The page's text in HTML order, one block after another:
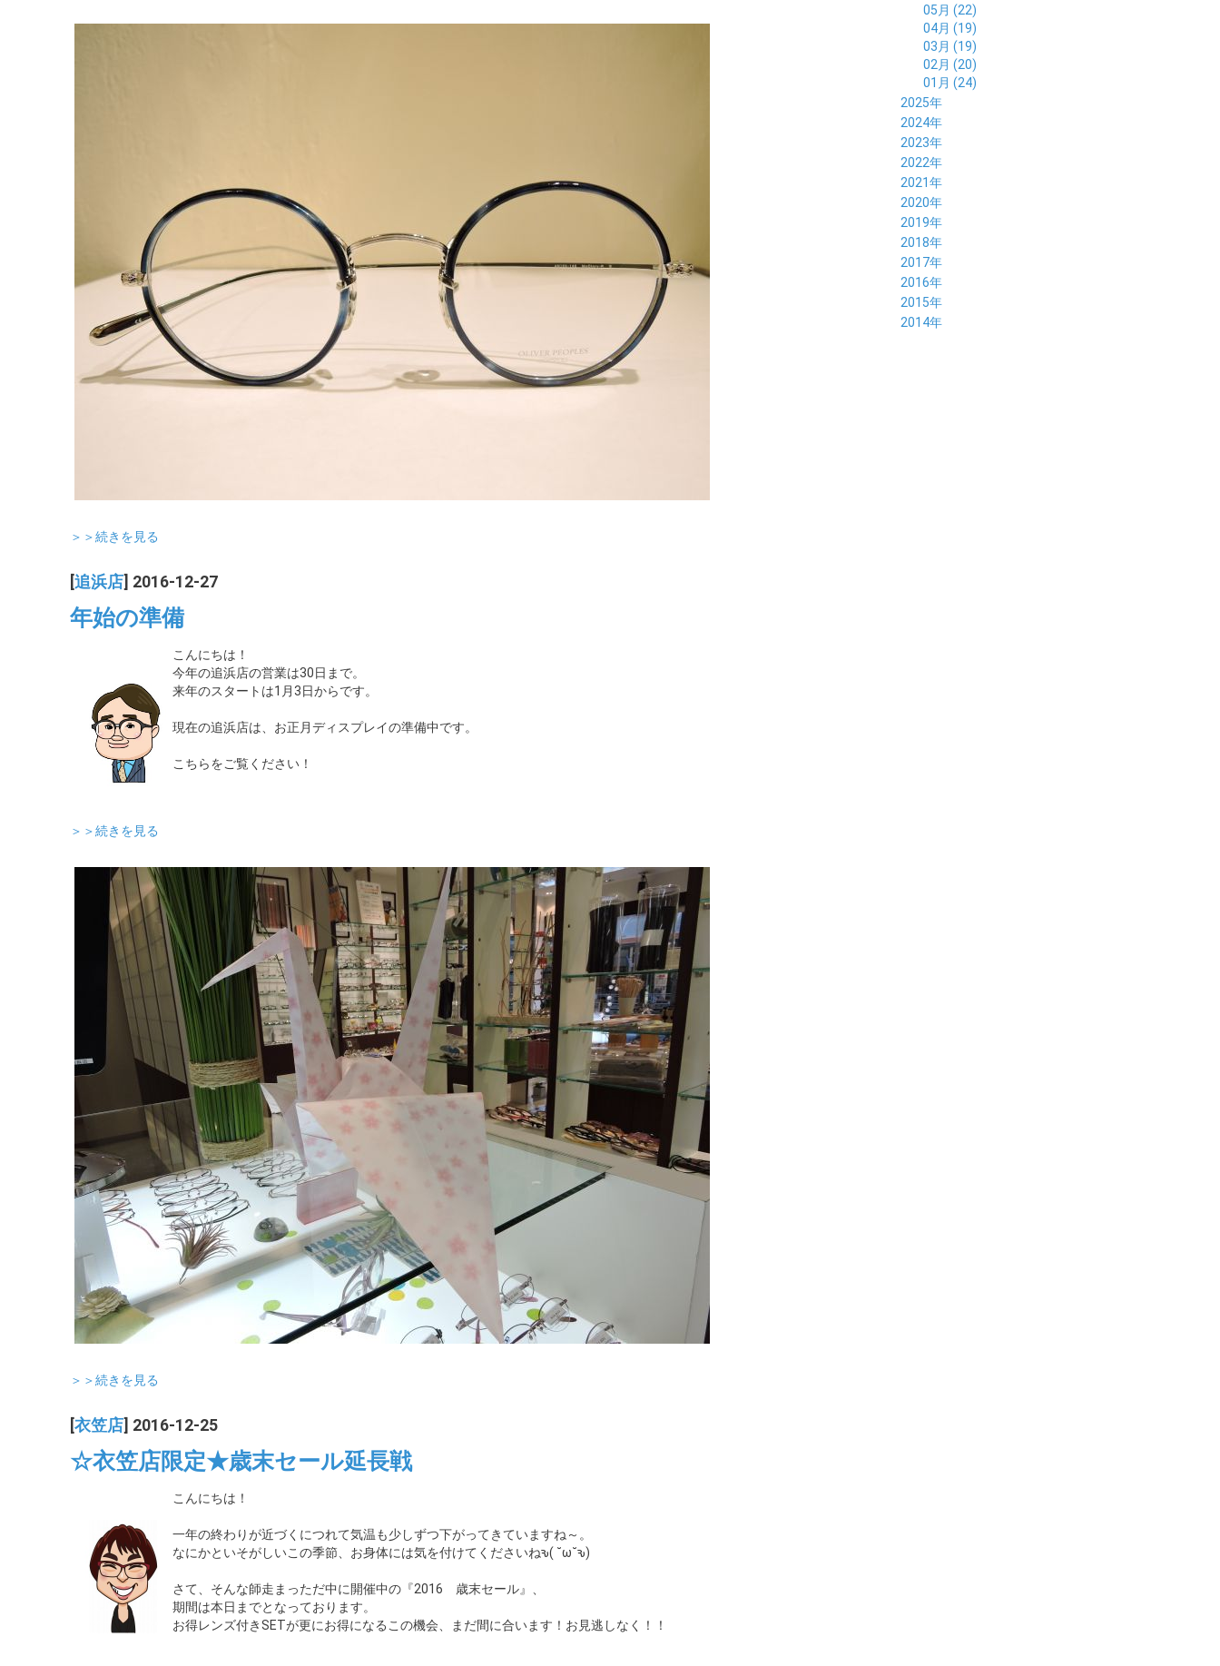
＞＞続きを見る
追浜店 ] 2016-12-27
年始の準備
こんにちは！
今年の追浜店の営業は30日まで。
来年のスタートは1月3日からです。
現在の追浜店は、お正月ディスプレイの準備中です。
こちらをご覧ください！
＞＞続きを見る
＞＞続きを見る
衣笠店 ] 2016-12-25
☆衣笠店限定★歳末セール延長戦
こんにちは！
一年の終わりが近づくにつれて気温も少しずつ下がってきていますね～。
なにかといそがしいこの季節、お身体には気を付けてくださいねԅ( ˘ω˘ԅ)
さて、そんな師走まっただ中に開催中の『2016 歳末セール』、
期間は本日までとなっております。
お得レンズ付きSETが更にお得になるこの機会、まだ間に合います！お見逃しなく！！
05月 (22)
04月 (19)
03月 (19)
02月 (20)
01月 (24)
2025年
12月 (14)
11月 (17)
10月 (21)
09月 (20)
08月 (20)
07月 (18)
06月 (22)
05月 (21)
04月 (19)
03月 (19)
02月 (19)
01月 (21)
2024年
12月 (19)
11月 (21)
10月 (23)
09月 (23)
08月 (20)
07月 (21)
06月 (22)
05月 (18)
04月 (26)
03月 (23)
02月 (29)
2023年
12月 (19)
11月 (19)
10月 (20)
09月 (22)
08月 (24)
07月 (26)
06月 (25)
05月 (28)
04月 (26)
03月 (30)
2022年
12月 (36)
11月 (16)
10月 (22)
09月 (20)
08月 (18)
07月 (21)
06月 (23)
05月 (25)
04月 (20)
2021年
12月 (18)
11月 (19)
10月 (20)
09月 (24)
08月 (35)
07月 (17)
06月 (25)
05月 (31)
2020年
12月 (19)
11月 (23)
10月 (24)
09月 (29)
08月 (26)
07月 (25)
06月 (21)
2019年
12月 (26)
11月 (21)
10月 (26)
09月 (26)
08月 (31)
07月 (22)
2018年
12月 (22)
11月 (28)
10月 (23)
09月 (27)
08月 (24)
2017年
12月 (20)
11月 (22)
10月 (21)
2016年
12月 (26)
11月 (21)
2015年
12月 (36)
2014年